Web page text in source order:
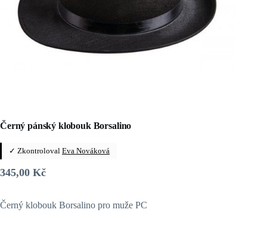
Černý pánský klobouk Borsalino
✓ Zkontroloval Eva Nováková
345,00 Kč
Černý klobouk Borsalino pro muže PC